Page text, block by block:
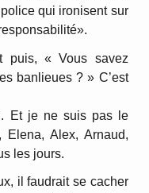
qui ironisent sur
« Vous savez
banlieues ? » C’est
Et je ne suis pas le
Alex, Arnaud,
les jours.
il faudrait se cacher